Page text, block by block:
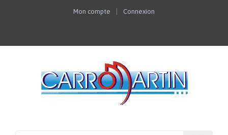
Mon compte Connexion